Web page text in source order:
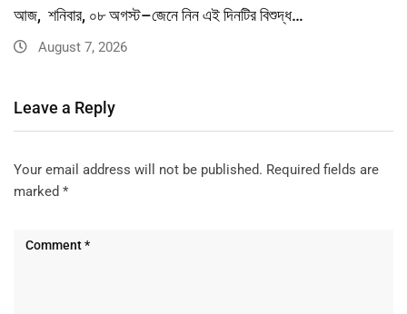
আজ, শনিবার, ০৮ অগস্ট–জেনে নিন এই দিনটির বিশুদ্ধ…
August 7, 2026
Leave a Reply
Your email address will not be published. Required fields are
marked *